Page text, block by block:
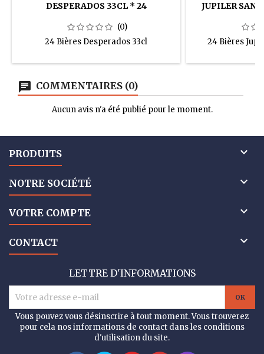
DESPERADOS 33CL * 24
(0)
24 Bières Desperados 33cl
JUPILER
24 Bières
COMMENTAIRES (0)
Aucun avis n'a été publié pour le moment.
PRODUITS 
NOTRE SOCIÉTÉ 
VOTRE COMPTE 
CONTACT 
LETTRE D'INFORMATIONS
Vous pouvez vous désinscrire à tout moment. Vous trouverez
pour cela nos informations de contact dans les conditions
d'utilisation du site.